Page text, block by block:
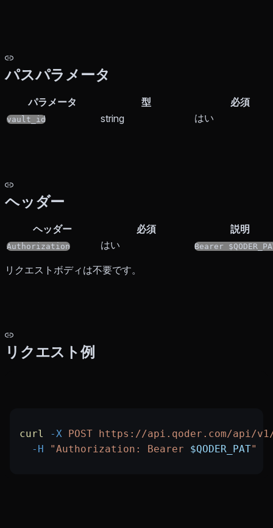
パスパラメータ
パラメータ 型 必須
vault_id string はい
ヘッダー
ヘッダー 必須 説明
Authorization はい Bearer
リクエストボディは不要です。
リクエスト例
curl -X POST https://api.qoder.com/api/v1/
  -H
"Authorization: Bearer $QODER_PAT"